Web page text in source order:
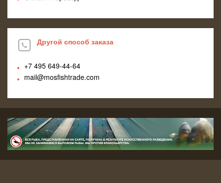
Другой способ заказа
+7 495 649-44-64
mail@mosfishtrade.com